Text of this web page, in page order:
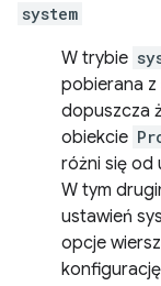
system
W trybie
pobierana
dopuszcza
obiekcie
różni się od
W tym
ustawień
opcje